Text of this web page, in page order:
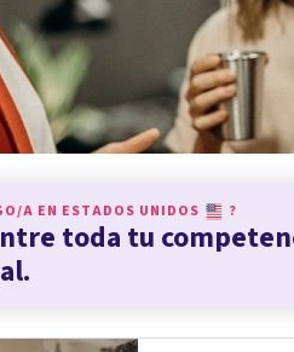
A EN ESTADOS UNIDOS ?
toda tu